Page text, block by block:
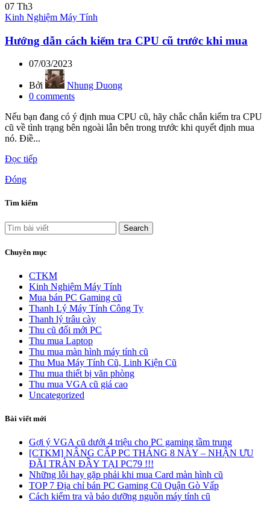
07 Th3
Kinh Nghiệm Máy Tính
Hướng dẫn cách kiểm tra CPU cũ trước khi mua
07/03/2023
Bởi
Nhung Duong
0 comments
Nếu bạn đang có ý định mua CPU cũ, hãy chắc chắn kiểm tra CPU
cũ về tình trạng bên ngoài lẫn bên trong trước khi quyết định mua
nó. Điề...
Đọc tiếp
Đóng
Tìm kiếm
Search
Chuyên mục
CTKM
Kinh Nghiệm Máy Tính
Mua bán PC Gaming cũ
Thanh Lý Máy Tính Công Ty
Thanh lý trâu cày
Thu cũ đổi mới PC
Thu mua Laptop
Thu mua màn hình máy tính cũ
Thu Mua Máy Tính Cũ, Linh Kiện Cũ
Thu mua thiết bị văn phòng
Thu mua VGA cũ giá cao
Uncategorized
Bài viết mới
Gợi ý VGA cũ dưới 4 triệu cho PC gaming tầm trung
[CTKM] NÂNG CẤP PC THÁNG 8 NÀY – NHẬN ƯU
ĐÃI TRÀN ĐẦY TẠI PC79 !!!
Những lỗi hay gặp phải khi mua Card màn hình cũ
TOP 7 Địa chỉ bán PC Gaming Cũ Quận Gò Vấp
Cách kiểm tra và bảo dưỡng nguồn máy tính cũ